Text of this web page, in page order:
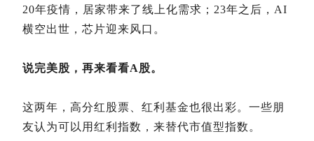
20年疫情，居家带来了线上化需求；23年之后，AI
横空出世，芯片迎来风口。
说完美股，再来看看A股。
这两年，高分红股票、红利基金也很出彩。一些朋
友认为可以用红利指数，来替代市值型指数。